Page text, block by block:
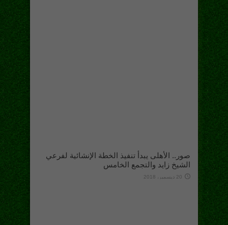
صور.. الأهلى يبدأ تنفيذ الخطة الإنشائية لفرعي
الشيخ زايد والتجمع الخامس
20 ديسمبر، 2018